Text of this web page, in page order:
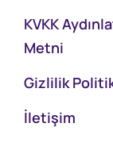
KVKK
Metni
Gizlilik
İletişim